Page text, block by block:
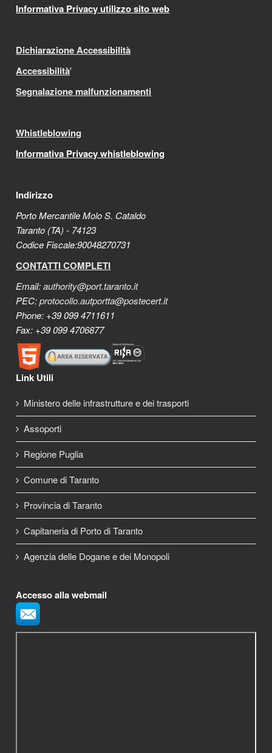
Informativa Privacy utilizzo sito web
Dichiarazione Accessibilità
Accessibilità'
Segnalazione malfunzionamenti
Whistleblowing
Informativa Privacy whistleblowing
Indirizzo
Porto Mercantile Molo S. Cataldo
Taranto (TA) - 74123
Codice Fiscale:90048270731
CONTATTI COMPLETI
Email:authority@port.taranto.it
PEC:protocollo.autportta@postecert.it
Phone: +39 099 4711611
Fax: +39 099 4706877
Link Utili
Ministero delle infrastrutture e dei trasporti
Assoporti
Regione Puglia
Comune di Taranto
Provincia di Taranto
Capitaneria di Porto di Taranto
Agenzia delle Dogane e dei Monopoli
Accesso alla webmail